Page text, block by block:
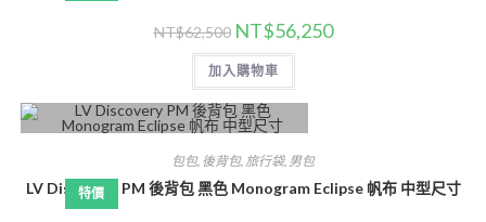
NT$62,500 NT$56,250
加入購物車
特價
包包, 後背包, 旅行袋, 男包
LV Discovery PM 後背包 黑色 Monogram Eclipse 帆布 中型尺寸